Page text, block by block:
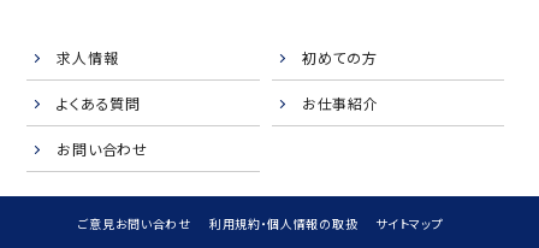
求人情報 初めての方
よくある質問 お仕事紹介
お問い合わせ
ご意見お問い合わせ 利用規約・個人情報の取扱
サイトマップ